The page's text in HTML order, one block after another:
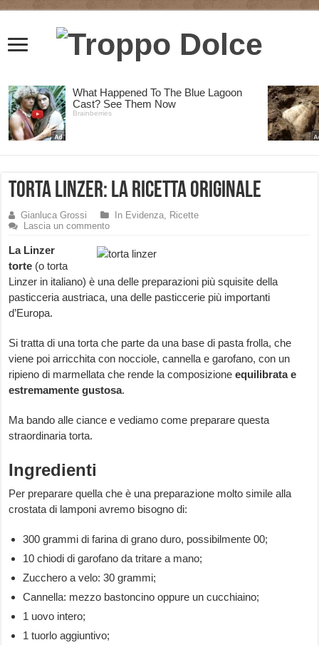
Torta Linzer: la Ricetta Originale
Gianluca Grossi In Evidenza, Ricette
Lascia un commento
La Linzer
torte (o torta
Linzer in italiano) è una delle preparazioni più squisite della
pasticceria austriaca, una delle pasticcerie più importanti
d’Europa.
Si tratta di una torta che parte da una base di pasta frolla, che
viene poi arricchita con nocciole, cannella e garofano, con un
ripieno di marmellata che rende la composizioneequilibrata e
estremamente gustosa.
Ma bando alle ciance e vediamo come preparare questa
straordinaria torta.
Ingredienti
Per preparare quella che è una preparazione molto simile alla
crostata di lamponi avremo bisogno di:
300 grammi di farina di grano duro, possibilmente 00;
10 chiodi di garofano da tritare a mano;
Zucchero a velo: 30 grammi;
Cannella: mezzo bastoncino oppure un cucchiaino;
1 uovo intero;
1 tuorlo aggiuntivo;